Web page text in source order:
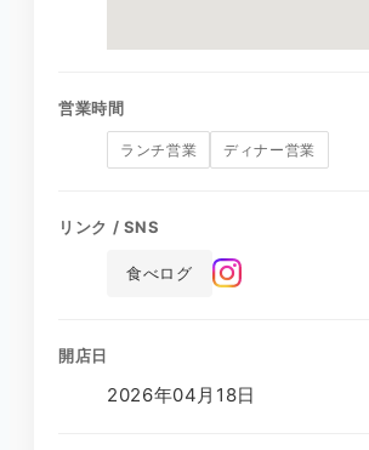
営業時間
ランチ営業 ディナー営業
リンク / SNS
食べログ
開店日
2026年04月18日